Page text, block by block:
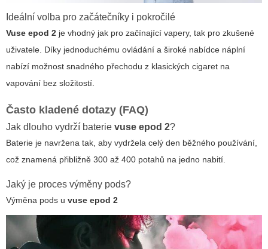
Ideální volba pro začátečníky i pokročilé
Vuse epod 2 je vhodný jak pro začínající vapery, tak pro zkušené
uživatele. Díky jednoduchému ovládání a široké nabídce náplní
nabízí možnost snadného přechodu z klasických cigaret na
vapování bez složitostí.
Často kladené dotazy (FAQ)
Jak dlouho vydrží baterie vuse epod 2?
Baterie je navržena tak, aby vydržela celý den běžného používání,
což znamená přibližně 300 až 400 potahů na jedno nabití.
Jaký je proces výměny pods?
Výměna pods u vuse epod 2